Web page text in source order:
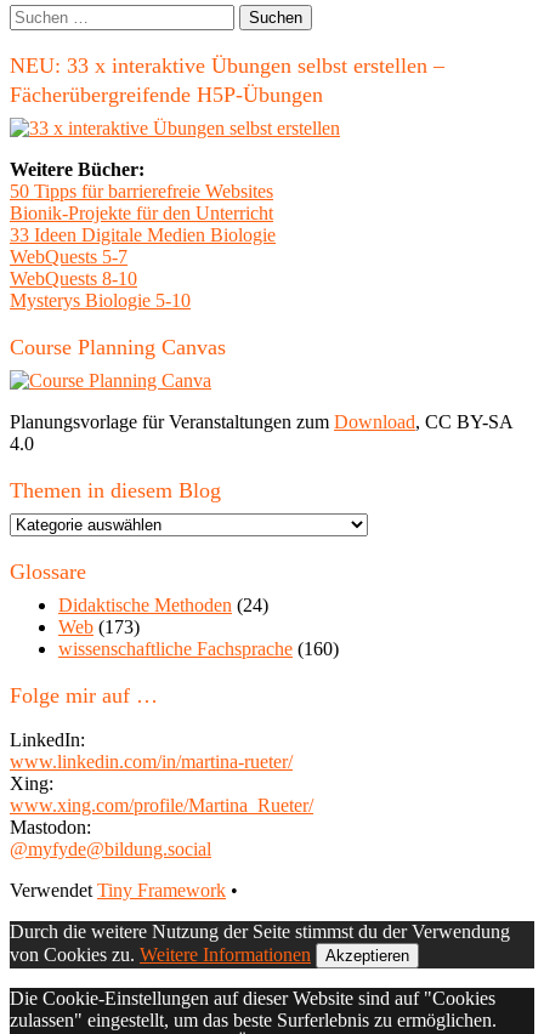
Seitenleiste
Suchen
nach:
NEU: 33 x interaktive Übungen selbst erstellen –
Fächerübergreifende H5P-Übungen
Weitere Bücher:
50 Tipps für barrierefreie Websites
Bionik-Projekte für den Unterricht
33 Ideen Digitale Medien Biologie
WebQuests 5-7
WebQuests 8-10
Mysterys Biologie 5-10
Course Planning Canvas
Planungsvorlage für Veranstaltungen zum Download, CC BY-SA
4.0
Themen in diesem Blog
Themen
diesem
Glossare
Didaktische Methoden (24)
Web (173)
wissenschaftliche Fachsprache (160)
Folge mir auf …
LinkedIn:
www.linkedin.com/in/martina-rueter/
Xing:
www.xing.com/profile/Martina_Rueter/
Mastodon:
@myfyde@bildung.social
Footer
Inhalt
Verwendet Tiny Framework •
Durch die weitere Nutzung der Seite stimmst du der Verwendung
von Cookies zu. Weitere Informationen Akzeptieren
Die Cookie-Einstellungen auf dieser Website sind auf "Cookies
zulassen" eingestellt, um das beste Surferlebnis zu ermöglichen.